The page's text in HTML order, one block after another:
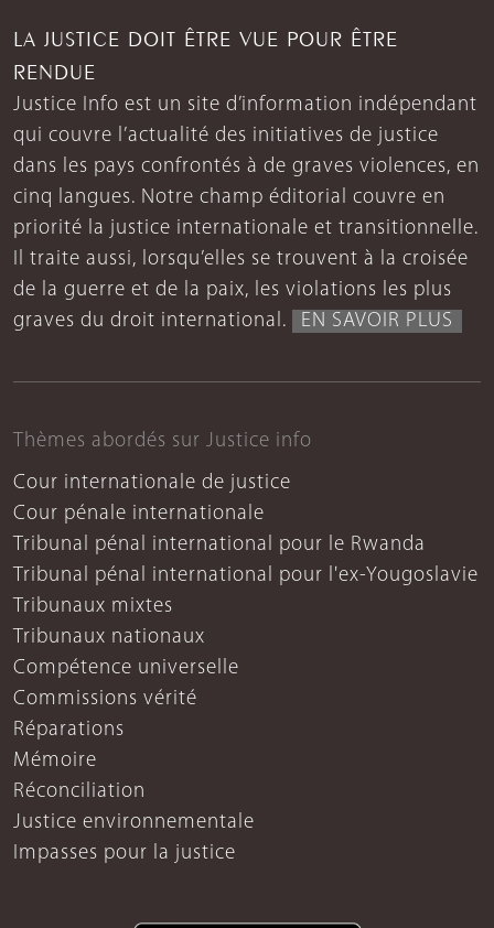
LA JUSTICE DOIT ÊTRE VUE POUR ÊTRE
RENDUE
Justice Info est un site d’information indépendant
qui couvre l’actualité des initiatives de justice
dans les pays confrontés à de graves violences, en
cinq langues. Notre champ éditorial couvre en
priorité la justice internationale et transitionnelle.
Il traite aussi, lorsqu’elles se trouvent à la croisée
de la guerre et de la paix, les violations les plus
graves du droit international.
EN SAVOIR PLUS
Thèmes abordés sur Justice info
Cour internationale de justice
Cour pénale internationale
Tribunal pénal international pour le Rwanda
Tribunal pénal international pour l'ex-Yougoslavie
Tribunaux mixtes
Tribunaux nationaux
Compétence universelle
Commissions vérité
Réparations
Mémoire
Réconciliation
Justice environnementale
Impasses pour la justice